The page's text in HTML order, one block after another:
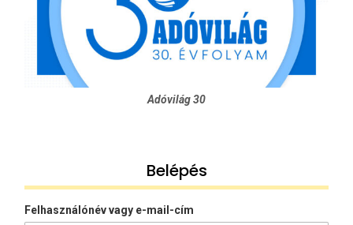
Adóvilág 30
Belépés
Felhasználónév vagy e-mail-cím